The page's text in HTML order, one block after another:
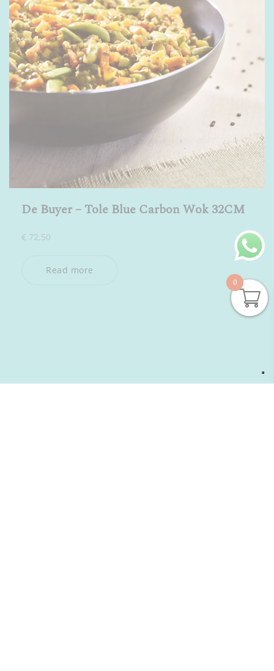
De Buyer – Tole Blue Carbon Wok 32CM
€ 72,50
Read more
0